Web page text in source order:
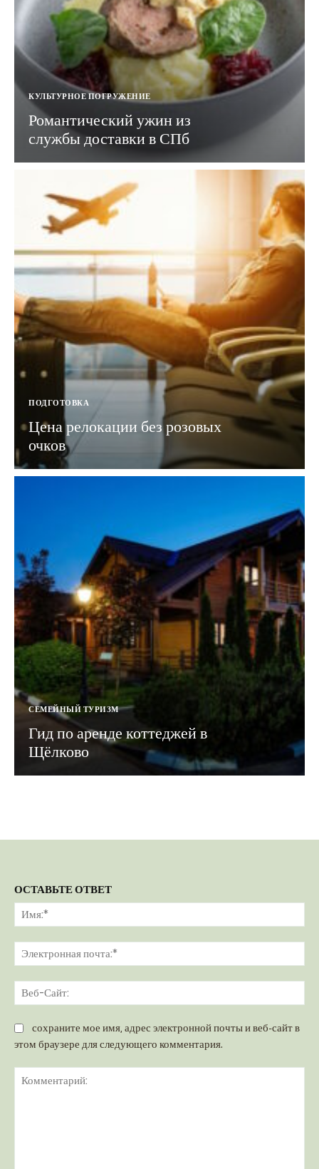
КУЛЬТУРНОЕ ПОГРУЖЕНИЕ
Романтический ужин из
службы доставки в СПб
ПОДГОТОВКА
Цена релокации без розовых
очков
СЕМЕЙНЫЙ ТУРИЗМ
Гид по аренде коттеджей в
Щёлково
ОСТАВЬТЕ ОТВЕТ
сохраните мое имя, адрес электронной почты и веб-сайт в
этом браузере для следующего комментария.